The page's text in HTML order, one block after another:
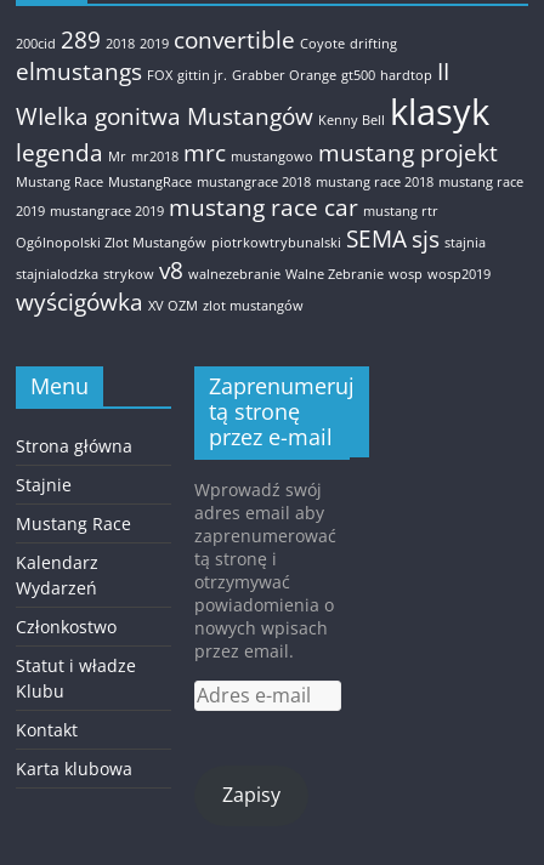
200cid 289 2018 2019 convertible Coyote drifting
elmustangs FOX gittin jr. Grabber Orange gt500 hardtop II
WIelka gonitwa Mustangów Kenny Bell klasyk
legenda Mr mr2018 mrc mustangowo mustang projekt
Mustang Race MustangRace mustangrace 2018 mustang race 2018 mustang race
2019 mustangrace 2019 mustang race car mustang rtr
Ogólnopolski Zlot Mustangów piotrkowtrybunalski SEMAsjs stajnia
stajnialodzka strykow v8 walnezebranie Walne Zebranie wosp wosp2019
wyścigówka XV OZM zlot mustangów
Menu
Strona główna
Stajnie
Mustang Race
Kalendarz
Wydarzeń
Członkostwo
Statut i władze
Klubu
Kontakt
Karta klubowa
Zaprenumeruj
tą stronę
przez e-mail
Wprowadź swój
adres email aby
zaprenumerować
tą stronę i
otrzymywać
powiadomienia o
nowych wpisach
przez email.
Adres
e-
Zapisy